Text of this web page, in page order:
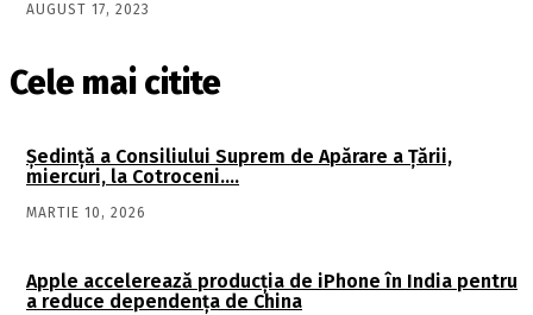
AUGUST 17, 2023
Cele mai citite
Şedinţă a Consiliului Suprem de Apărare a Ţării,
miercuri, la Cotroceni….
MARTIE 10, 2026
Apple accelerează producția de iPhone în India pentru
a reduce dependența de China